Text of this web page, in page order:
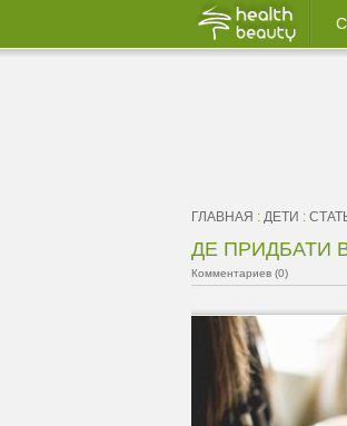
ГЛАВНАЯ : ДЕТИ :
ДЕ ПРИДБАТИ
Комментариев (0)